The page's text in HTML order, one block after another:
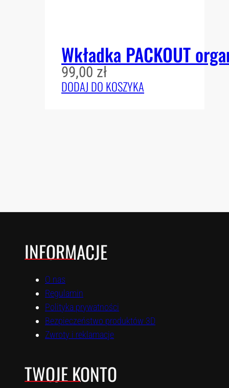
Wkładka PACKOUT
99,00 zł
DODAJ DO KOSZYKA
INFORMACJE
O nas
Regulamin
Polityka prywatności
Bezpieczeństwo produktów 3D
Zwroty i reklamacje
TWOJE KONTO